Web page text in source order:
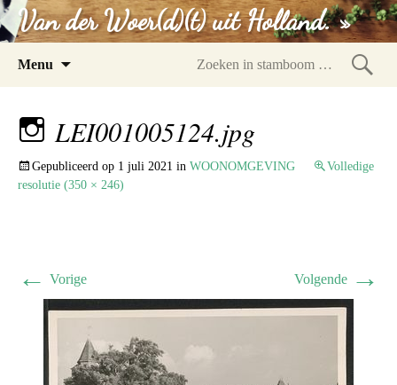
Van der Woer(d)(t) uit Holland. »
Menu
LEI001005124.jpg
Gepubliceerd op 1 juli 2021 in WOONOMGEVING
Volledige
resolutie (350 × 246)
← Vorige Volgende →